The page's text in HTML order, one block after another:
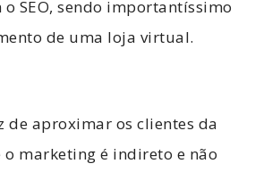
o SEO, sendo importantíssimo
de uma loja virtual.
de aproximar os clientes da
o marketing é indireto e não